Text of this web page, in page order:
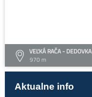
VEĽKÁ RAČA - DEDOVKA
970 m
Aktualne info